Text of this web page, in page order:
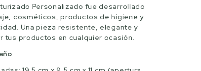
Personalizado fue desarrollado
cosméticos, productos de higiene y
Una pieza resistente, elegante y
tus productos en cualquier ocasión.